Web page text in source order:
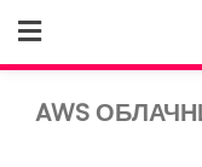
to
content
AWS